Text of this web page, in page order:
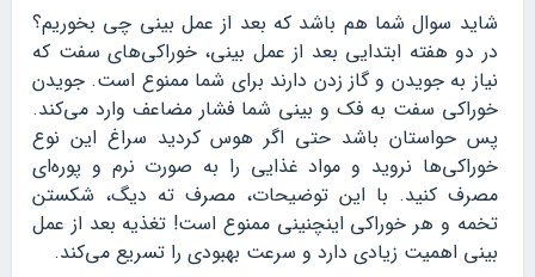
شاید سوال شما هم باشد که بعد از عمل بینی چی بخوریم؟
در دو هفته ابتدایی بعد از عمل بینی، خوراکی‌های سفت که
نیاز به جویدن و گاز زدن دارند برای شما ممنوع است. جویدن
خوراکی سفت به فک و بینی شما فشار مضاعف وارد می‌کند.
پس حواستان باشد حتی اگر هوس کردید سراغ این نوع
خوراکی‌ها نروید و مواد غذایی را به صورت نرم و پوره‌ای
مصرف کنید. با این توضیحات، مصرف ته دیگ، شکستن
تخمه و هر خوراکی اینچنینی ممنوع است! تغذیه بعد از عمل
بینی اهمیت زیادی دارد و سرعت بهبودی را تسریع می‌کند.